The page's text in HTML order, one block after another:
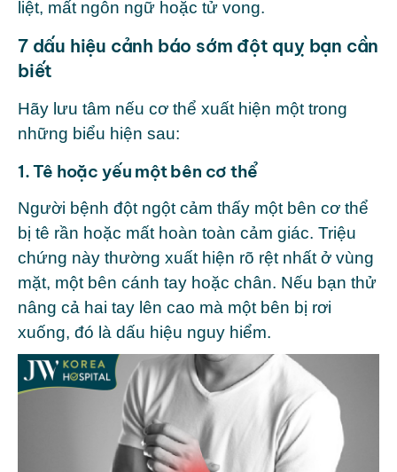
liệt, mất ngôn ngữ hoặc tử vong.
7 dấu hiệu cảnh báo sớm đột quỵ bạn cần
biết
Hãy lưu tâm nếu cơ thể xuất hiện một trong
những biểu hiện sau:
1. Tê hoặc yếu một bên cơ thể
Người bệnh đột ngột cảm thấy một bên cơ thể
bị tê rần hoặc mất hoàn toàn cảm giác. Triệu
chứng này thường xuất hiện rõ rệt nhất ở vùng
mặt, một bên cánh tay hoặc chân. Nếu bạn thử
nâng cả hai tay lên cao mà một bên bị rơi
xuống, đó là dấu hiệu nguy hiểm.